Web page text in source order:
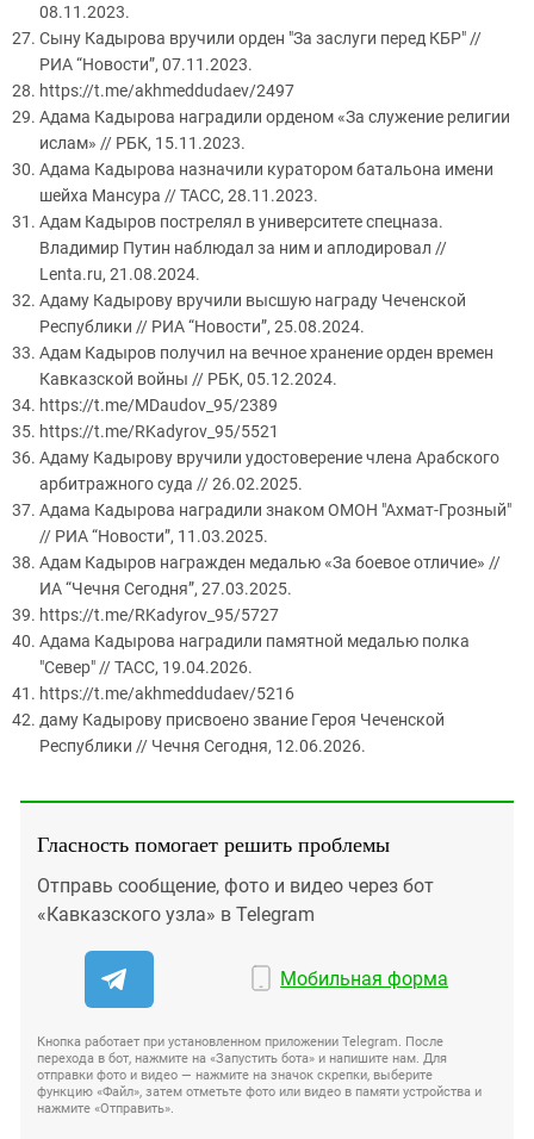
08.11.2023.
Сыну Кадырова вручили орден "За заслуги перед КБР" //
РИА “Новости”, 07.11.2023.
https://t.me/akhmeddudaev/2497
Адама Кадырова наградили орденом «За служение религии
ислам» // РБК, 15.11.2023.
Адама Кадырова назначили куратором батальона имени
шейха Мансура // ТАСС, 28.11.2023.
Адам Кадыров пострелял в университете спецназа.
Владимир Путин наблюдал за ним и аплодировал //
Lenta.ru, 21.08.2024.
Адаму Кадырову вручили высшую награду Чеченской
Республики // РИА “Новости”, 25.08.2024.
Адам Кадыров получил на вечное хранение орден времен
Кавказской войны // РБК, 05.12.2024.
https://t.me/MDaudov_95/2389
https://t.me/RKadyrov_95/5521
Адаму Кадырову вручили удостоверение члена Арабского
арбитражного суда // 26.02.2025.
Адама Кадырова наградили знаком ОМОН "Ахмат-Грозный"
// РИА “Новости”, 11.03.2025.
Адам Кадыров награжден медалью «За боевое отличие» //
ИА “Чечня Сегодня”, 27.03.2025.
https://t.me/RKadyrov_95/5727
Адама Кадырова наградили памятной медалью полка
"Север" // ТАСС, 19.04.2026.
https://t.me/akhmeddudaev/5216
даму Кадырову присвоено звание Героя Чеченской
Республики // Чечня Сегодня, 12.06.2026.
Гласность помогает решить проблемы
Отправь сообщение, фото и видео через бот
«Кавказского узла» в Telegram
Мобильная форма
Кнопка работает при установленном приложении Telegram. После
перехода в бот, нажмите на «Запустить бота» и напишите нам. Для
отправки фото и видео — нажмите на значок скрепки, выберите
функцию «Файл», затем отметьте фото или видео в памяти устройства и
нажмите «Отправить».